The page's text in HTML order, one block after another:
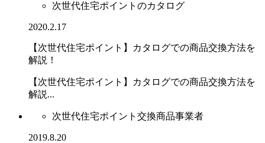
次世代住宅ポイントのカタログ
2020.2.17
【次世代住宅ポイント】カタログでの商品交換方法を
解説！
【次世代住宅ポイント】カタログでの商品交換方法を
解説...
次世代住宅ポイント交換商品事業者
2019.8.20